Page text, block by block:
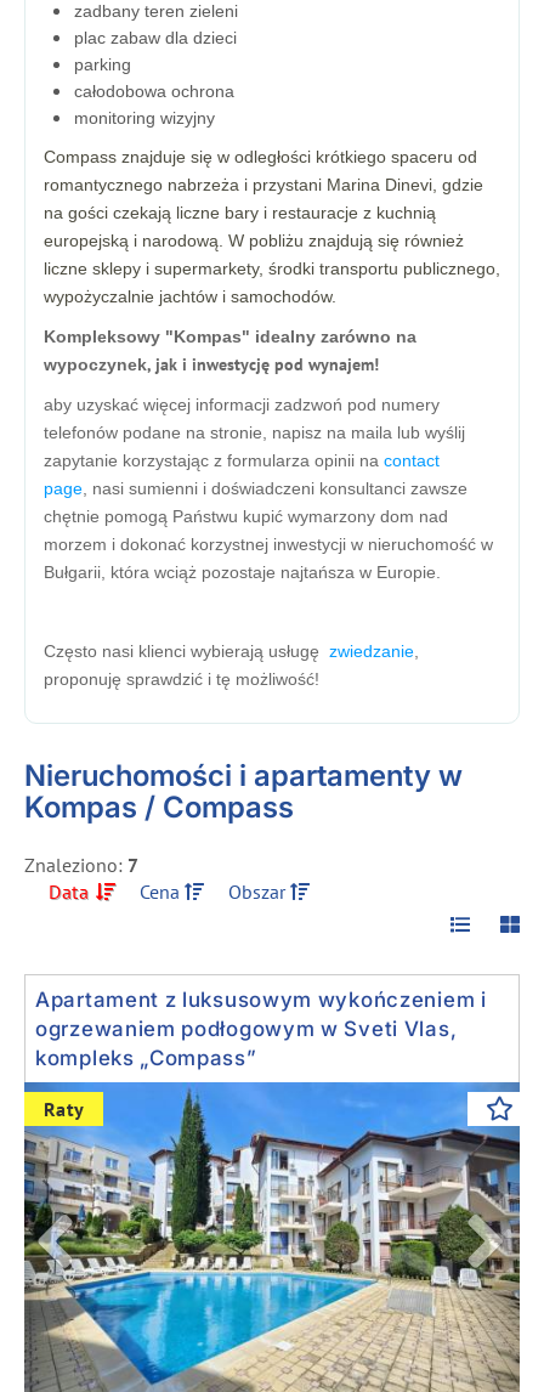
zadbany teren zieleni
plac zabaw dla dzieci
parking
całodobowa ochrona
monitoring wizyjny
Compass znajduje się w odległości krótkiego spaceru od
romantycznego nabrzeża i przystani Marina Dinevi, gdzie
na gości czekają liczne bary i restauracje z kuchnią
europejską i narodową. W pobliżu znajdują się również
liczne sklepy i supermarkety, środki transportu publicznego,
wypożyczalnie jachtów i samochodów.
Kompleksowy "Kompas" idealny zarówno na
wypoczynek, jak i inwestycję pod wynajem!
aby uzyskać więcej informacji zadzwoń pod numery
telefonów podane na stronie, napisz na maila lub wyślij
zapytanie korzystając z formularza opinii na contact
page, nasi sumienni i doświadczeni konsultanci zawsze
chętnie pomogą Państwu kupić wymarzony dom nad
morzem i dokonać korzystnej inwestycji w nieruchomość w
Bułgarii, która wciąż pozostaje najtańsza w Europie.
Często nasi klienci wybierają usługę zwiedzanie,
proponuję sprawdzić i tę możliwość!
Nieruchomości i apartamenty w
Kompas / Compass
Znaleziono: 7
Data
Cena Obszar
Apartament z luksusowym wykończeniem i
ogrzewaniem podłogowym w Sveti Vlas,
kompleks „Compass”
Previous Next
Raty